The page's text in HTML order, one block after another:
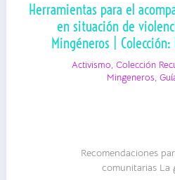
Herramientas para el
en situación de
Mingéneros |
Activismo,Colección
Mingeneros,
Recomendaciones
comunitarias La